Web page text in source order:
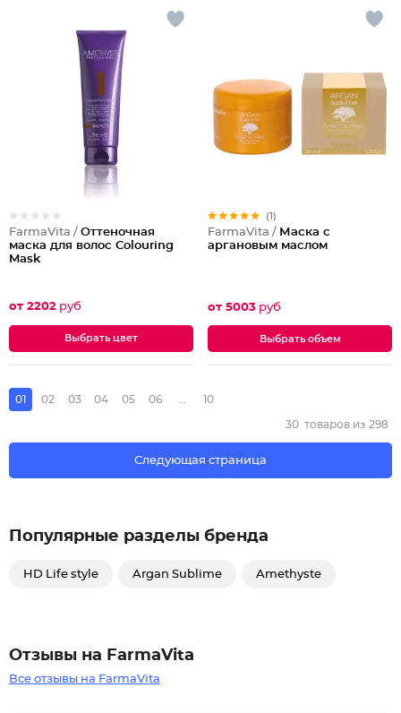
FarmaVita / Оттеночная
маска для волос Colouring
Mask
от 2202 руб
Выбрать цвет
(1)
FarmaVita / Маска с
аргановым маслом
от 5003 руб
Выбрать объем
01 02 03 04 05 06 10
Следующая страница
30 товаров из 298
Популярные разделы бренда
HD Life style Argan Sublime Amethyste
Отзывы на FarmaVita
Все отзывы на FarmaVita